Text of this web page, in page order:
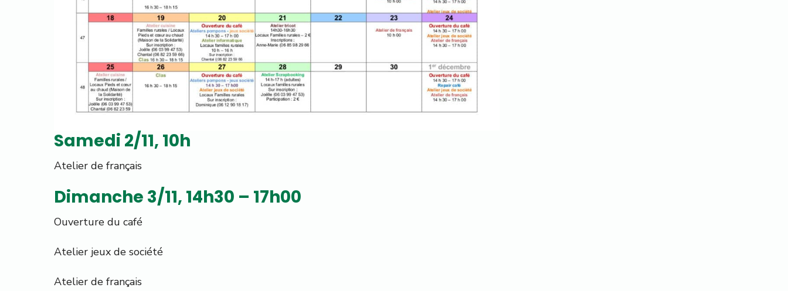
Samedi 2/11, 10h
Atelier de français
Dimanche 3/11, 14h30 – 17h00
Ouverture du café
Atelier jeux de société
Atelier de français